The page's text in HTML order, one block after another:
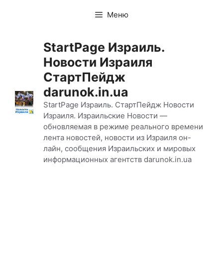
Меню
StartPage Израиль.
Новости Израиля
СтартПейдж
darunok.in.ua
StartPage Израиль. СтартПейдж Новости
Израиля. Израильские Новости —
обновляемая в режиме реального времени
лента новостей, новости из Израиля он-
лайн, сообщения Израильских и мировых
информационных агентств darunok.in.ua